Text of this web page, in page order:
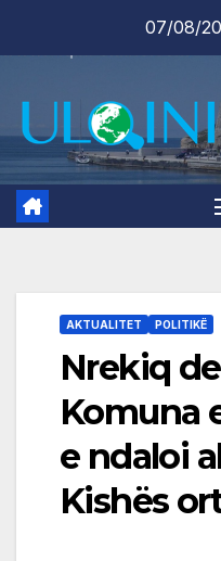
07/08/
AKTUALITET POLITIKË
Nrekiq
Komuna
e ndaloi
Kishës